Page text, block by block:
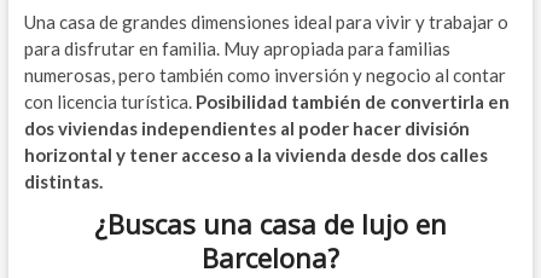
Una casa de grandes dimensiones ideal para vivir y trabajar o
para disfrutar en familia. Muy apropiada para familias
numerosas, pero también como inversión y negocio al contar
con licencia turística. Posibilidad también de convertirla en
dos viviendas independientes al poder hacer división
horizontal y tener acceso a la vivienda desde dos calles
distintas.
¿Buscas una casa de lujo en
Barcelona?